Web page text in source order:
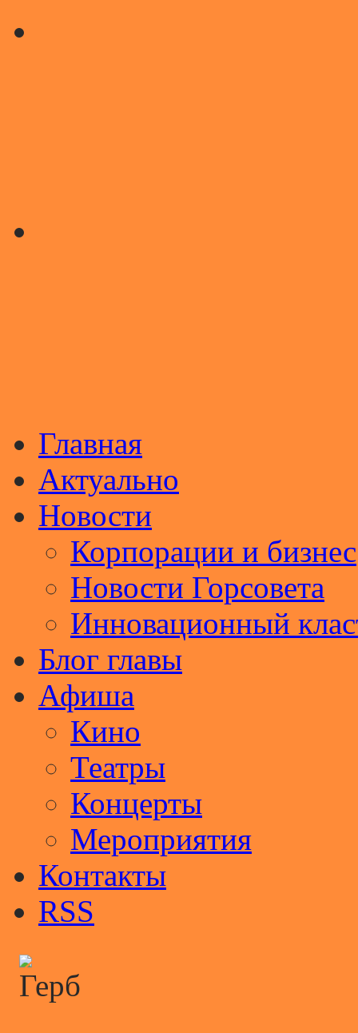
Главная
Актуально
Новости
Корпорации и бизнес
Новости Горсовета
Инновационный
Блог главы
Афиша
Кино
Театры
Концерты
Мероприятия
Контакты
RSS